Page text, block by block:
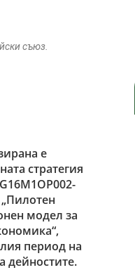
съюз.
е
стратегия
модел за
период на
дейностите.